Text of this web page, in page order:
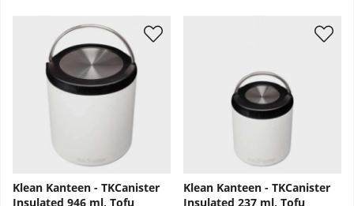
Klean Kanteen - TKCanister
Insulated 946 ml, Tofu
Klean Kanteen - TKCanister
Insulated 237 ml, Tofu